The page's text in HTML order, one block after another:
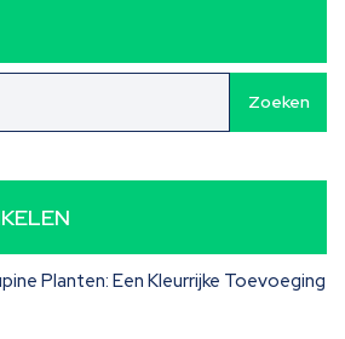
Zoeken
Planten: Een Kleurrijke Toevoeging